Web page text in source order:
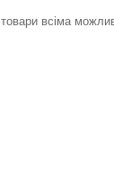
всіма